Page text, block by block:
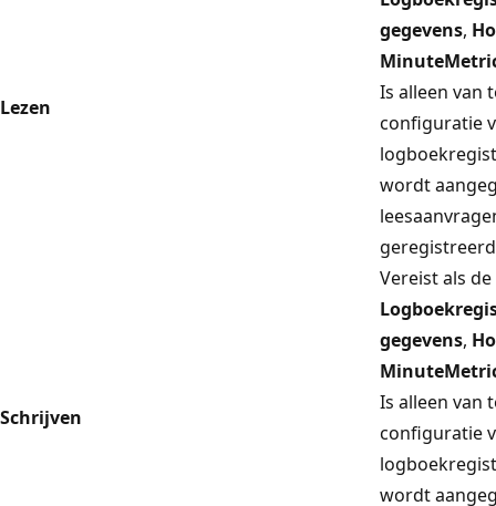
Lezen
gegevens,
Is alleen van
configuratie
wordt
Schrijven
Vereist als
gegevens,
Is alleen van
configuratie
wordt